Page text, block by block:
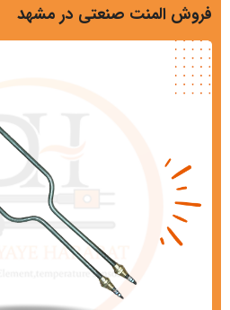
فروش المنت صنعتی در مشهد